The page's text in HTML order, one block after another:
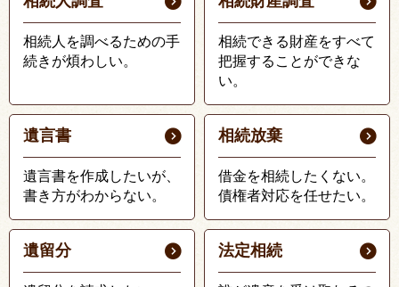
相続人を調べるための手
続きが煩わしい。
相続できる財産をすべて
把握することができな
い。
遺言書
遺言書を作成したいが、
書き方がわからない。
相続放棄
借金を相続したくない。
債権者対応を任せたい。
遺留分 法定相続